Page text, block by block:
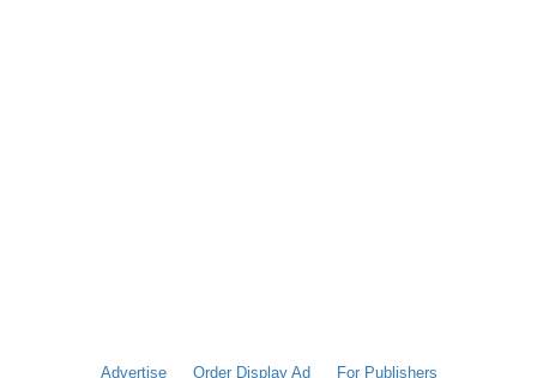
Advertise Order Display Ad For Publishers